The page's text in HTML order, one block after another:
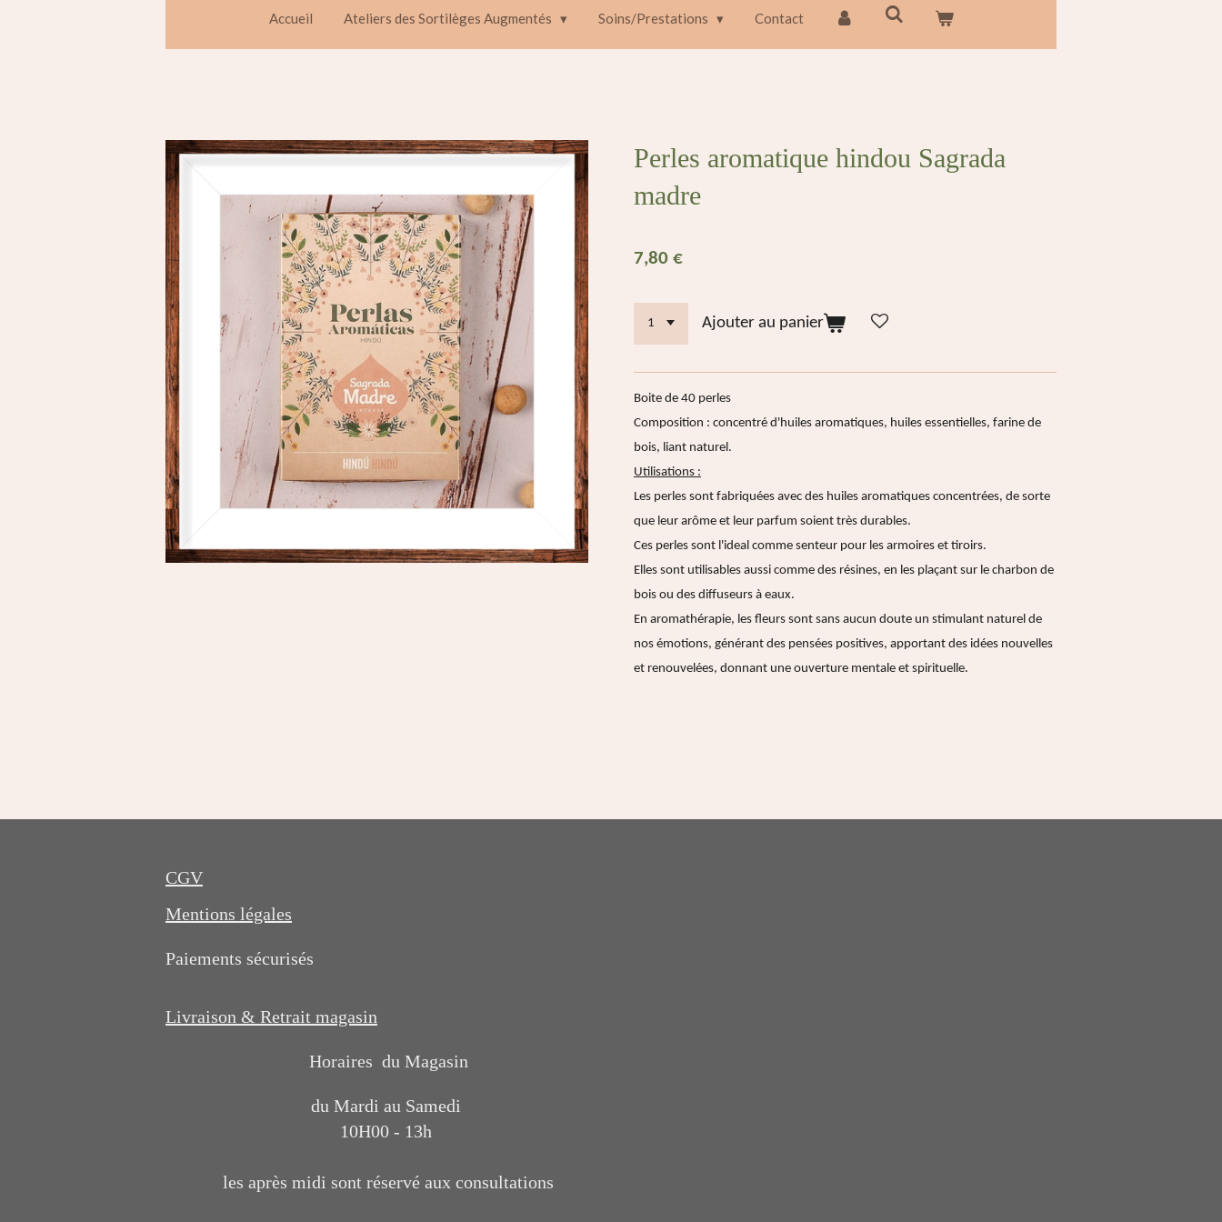
Accueil Ateliers des Sortilèges Augmentés Soins/Prestations Contact
Perles aromatique hindou Sagrada
madre
7,80 €
Ajouter au panier
Boite de 40 perles
Composition : concentré d'huiles aromatiques, huiles essentielles, farine de
bois, liant naturel.
Utilisations :
Les perles sont fabriquées avec des huiles aromatiques concentrées, de sorte
que leur arôme et leur parfum soient très durables.
Ces perles sont l'ideal comme senteur pour les armoires et tiroirs.
Elles sont utilisables aussi comme des résines, en les plaçant sur le charbon de
bois ou des diffuseurs à eaux.
En aromathérapie, les fleurs sont sans aucun doute un stimulant naturel de
nos émotions, générant des pensées positives, apportant des idées nouvelles
et renouvelées, donnant une ouverture mentale et spirituelle.
CGV
Mentions légales
Paiements sécurisés
Livraison & Retrait magasin
Horaires du Magasin
du Mardi au Samedi
10H00 - 13h
les après midi sont réservé aux consultations